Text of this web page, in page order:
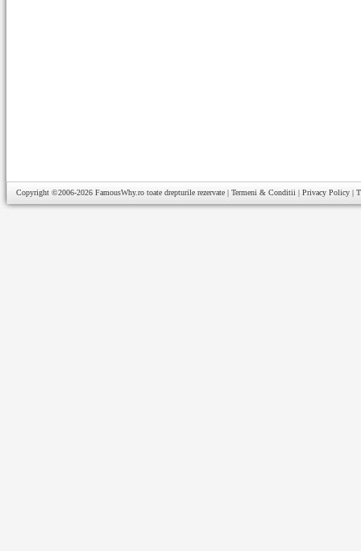
Copyright ©2006-2026 FamousWhy.ro toate drepturile rezervate | Termeni & Conditii | Privacy Policy |